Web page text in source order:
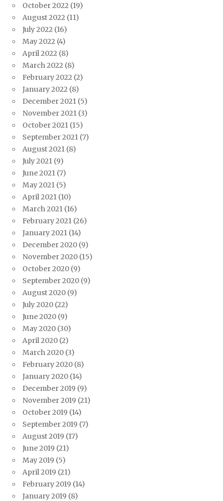
October 2022 (19)
August 2022 (11)
July 2022 (16)
May 2022 (4)
April 2022 (8)
March 2022 (8)
February 2022 (2)
January 2022 (8)
December 2021 (5)
November 2021 (3)
October 2021 (15)
September 2021 (7)
August 2021 (8)
July 2021 (9)
June 2021 (7)
May 2021 (5)
April 2021 (10)
March 2021 (16)
February 2021 (26)
January 2021 (14)
December 2020 (9)
November 2020 (15)
October 2020 (9)
September 2020 (9)
August 2020 (9)
July 2020 (22)
June 2020 (9)
May 2020 (30)
April 2020 (2)
March 2020 (3)
February 2020 (8)
January 2020 (14)
December 2019 (9)
November 2019 (21)
October 2019 (14)
September 2019 (7)
August 2019 (17)
June 2019 (21)
May 2019 (5)
April 2019 (21)
February 2019 (14)
January 2019 (8)